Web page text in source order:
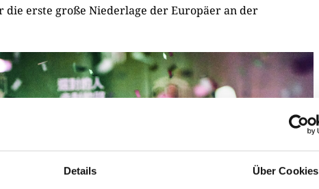
Details Über Cookies
die erste große Niederlage der Europäer an der